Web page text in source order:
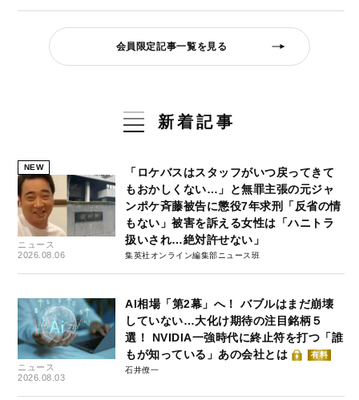
会員限定記事一覧を見る
新着記事
NEW
ニュース
2026.08.06
「ロケバスはスタッフがいつ戻ってきて
もおかしくない…」と無罪主張の元ジャ
ンポケ斉藤被告に懲役7年求刑「反省の情
もない」被害を訴える女性は「ハニトラ
扱いされ…絶対許せない」
集英社オンライン編集部ニュース班
ニュース
2026.08.03
AI相場「第2幕」へ！ バブルはまだ崩壊
していない…大化け期待の注目銘柄５
選！ NVIDIA一強時代に終止符を打つ「誰
もが知っている」あの会社とは
有料
石井僚一